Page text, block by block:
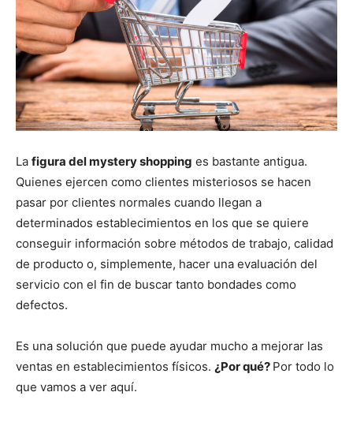
La figura del mystery shopping es bastante antigua.
Quienes ejercen como clientes misteriosos se hacen
pasar por clientes normales cuando llegan a
determinados establecimientos en los que se quiere
conseguir información sobre métodos de trabajo, calidad
de producto o, simplemente, hacer una evaluación del
servicio con el fin de buscar tanto bondades como
defectos.
Es una solución que puede ayudar mucho a mejorar las
ventas en establecimientos físicos. ¿Por qué? Por todo lo
que vamos a ver aquí.